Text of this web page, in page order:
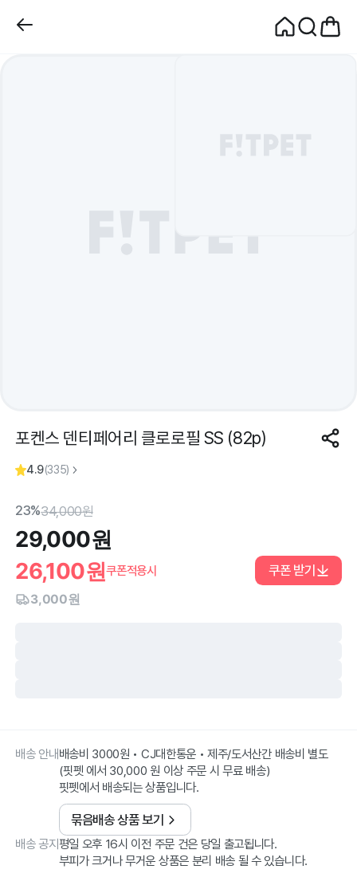
포켄스 덴티페어리 클로로필 SS (82p)
4.9(335)
23%34,000원
29,000원
26,100원쿠폰적용시 쿠폰 받기
3,000원
배송 안내배송비 3000원 • CJ대한통운 • 제주/도서산간 배송비 별도
(핏펫 에서 30,000 원 이상 주문 시 무료 배송)
핏펫에서 배송되는 상품입니다.
묶음배송 상품 보기
배송 공지평일 오후 16시 이전 주문 건은 당일 출고됩니다.
부피가 크거나 무거운 상품은 분리 배송 될 수 있습니다.